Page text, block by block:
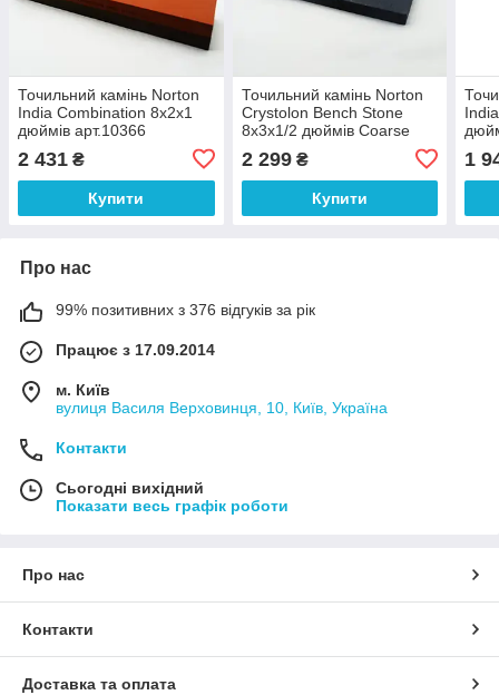
Точильний камінь Norton
India Combination 8х2х1
дюймів арт.10366
2 431 ₴
Купити
Точильний камінь Norton
Crystolon Bench Stone
8х3х1/2 дюймів Coarse
2 299₴
Купити
1
Про нас
99% позитивних з 376 відгуків за рік
Працює з 17.09.2014
м. Київ
вулиця Василя Верховинця, 10, Київ, Україна
Контакти
Сьогодні вихідний
Показати весь графік роботи
Про нас
Контакти
Доставка та оплата